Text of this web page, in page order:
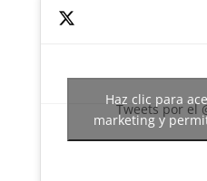
Tweets por el
Haz clic para
marketing y